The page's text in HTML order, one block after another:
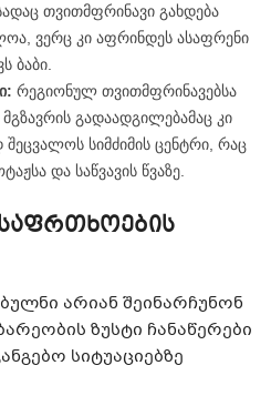
სადაც თვითმფრინავი გახდება
ვერც კი აფრინდეს ასაფრენი
ბაბი.
რეგიონულ თვითმფრინავებსა
გადაადგილებამაც კი
სიმძიმის ცენტრი, რაც
და საწვავის წვაზე.
არიან შეინარჩუნონ
ზუსტი ჩანაწერები
სიტუაციებზე